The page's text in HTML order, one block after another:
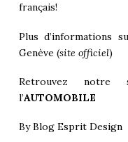
français!
Plus d’informations
Genève(site officiel)
Retrouvez notre
l’AUTOMOBILE
ByBlog Esprit Design